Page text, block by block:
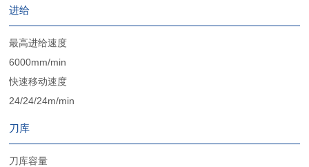
进给
最高进给速度
6000mm/min
快速移动速度
24/24/24m/min
刀库
刀库容量